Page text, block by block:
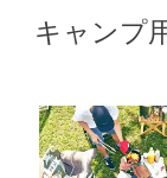
キャンプ